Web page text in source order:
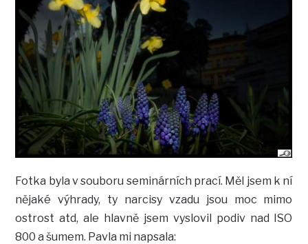
Fotka byla v souboru seminárních prací. Měl jsem k ní
nějaké výhrady, ty narcisy vzadu jsou moc mimo
ostrost atd, ale hlavně jsem vyslovil podiv nad ISO
800 a šumem. Pavla mi napsala: